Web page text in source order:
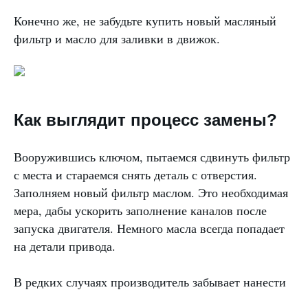
Конечно же, не забудьте купить новый масляный
фильтр и масло для заливки в движок.
Как выглядит процесс замены?
Вооружившись ключом, пытаемся сдвинуть фильтр
с места и стараемся снять деталь с отверстия.
Заполняем новый фильтр маслом. Это необходимая
мера, дабы ускорить заполнение каналов после
запуска двигателя. Немного масла всегда попадает
на детали привода.
В редких случаях производитель забывает нанести